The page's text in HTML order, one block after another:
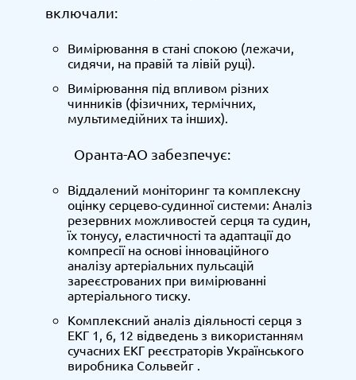
включали:
Вимірювання в стані спокою (лежачи,
сидячи, на правій та лівій руці).
Вимірювання під впливом різних
чинників (фізичних, термічних,
мультимедійних та інших).
Оранта-АО забезпечує:
Віддалений моніторинг та комплексну
оцінку серцево-судинної системи: Аналіз
резервних можливостей серця та судин,
їх тонусу, еластичності та адаптації до
компресії на основі інноваційного
аналізу артеріальних пульсацій
зареєстрованих при вимірюванні
артеріального тиску.
Комплексний аналіз діяльності серця з
ЕКГ 1, 6, 12 відведень з використанням
сучасних ЕКГ реєстраторів Українського
виробника Сольвейг .